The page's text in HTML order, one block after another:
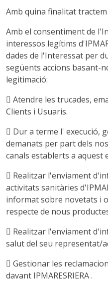
Amb quina finalitat
Amb el consentiment de
interessos legítims
dades de l'Interessat per
següents accions basant-
legitimació:
 Atendre les trucades,
Clients i Usuaris.
 Dur a terme l' execució,
demanats per part dels
canals establerts a aquest
 Realitzar l'enviament
activitats sanitàries
informat sobre novetats i
respecte de nous
 Realitzar l'enviament
salut del seu representat/
 Gestionar les
davant IPMARESRIERA .